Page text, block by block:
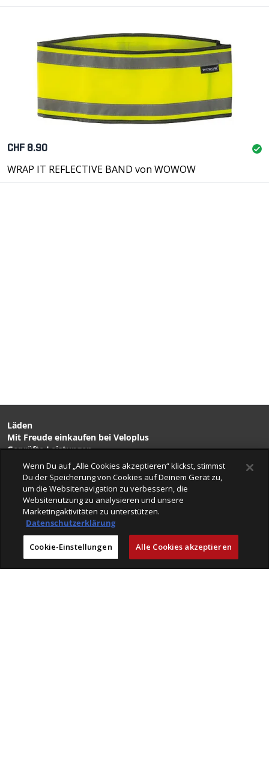
CHF 8.90
WRAP IT REFLECTIVE BAND von WOWOW
Läden
Mit Freude einkaufen bei Veloplus
Geprüfte Leistungen
Beratung & Service
Kompetenz
Erlebnis
Veloplus
Engagement
Karriere
VELOPLUS-BLOG
Wenn Du auf „Alle Cookies akzeptieren“ klickst, stimmst
Du der Speicherung von Cookies auf Deinem Gerät zu,
um die Websitenavigation zu verbessern, die
Websitenutzung zu analysieren und unsere
Marketingaktivitäten zu unterstützen.
Datenschutzerklärung
Cookie-Einstellungen Alle Cookies akzeptieren